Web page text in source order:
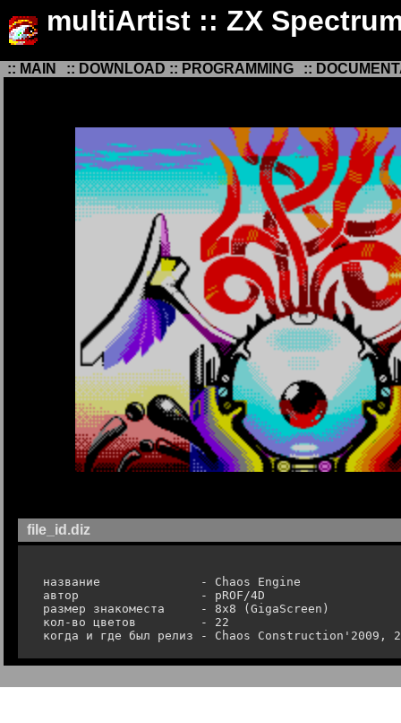
multiArtist :: ZX
:: MAIN :: DOWNLOAD :: PROGRAMMING ::
file_id.diz
название              - Chaos Engine
автор                 - pROF/4D
размер знакоместа     - 8x8 (GigaScreen)
кол-во цветов         - 22
когда и где был релиз - Chaos Construction'2009,